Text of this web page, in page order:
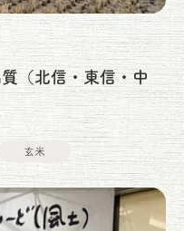
（北信・東信・中
玄米